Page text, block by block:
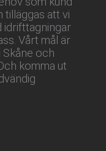
tilläggas att vi
idrifttagningar
Vårt mål är
Skåne och
komma ut